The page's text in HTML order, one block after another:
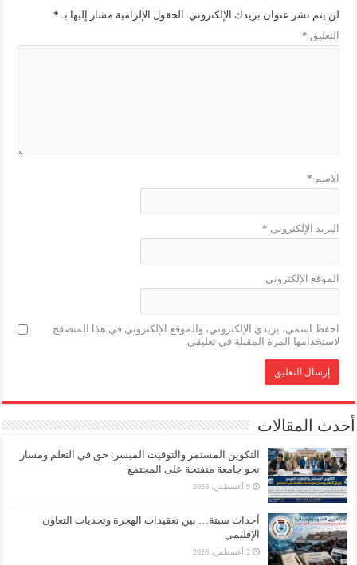
لن يتم نشر عنوان بريدك الإلكتروني. الحقول الإلزامية مشار إليها بـ *
التعليق *
الاسم *
البريد الإلكتروني *
الموقع الإلكتروني
احفظ اسمي، بريدي الإلكتروني، والموقع الإلكتروني في هذا المتصفح
لاستخدامها المرة المقبلة في تعليقي.
أحدث المقالات
التكوين المستمر والتوقيت الميسر: حق في التعلم ومسار
نحو جامعة منفتحة على المجتمع
9 أغسطس، 2026
أحداث سبتة… بين تعقيدات الهجرة وتحديات التعاون
الإقليمي
2 أغسطس، 2026